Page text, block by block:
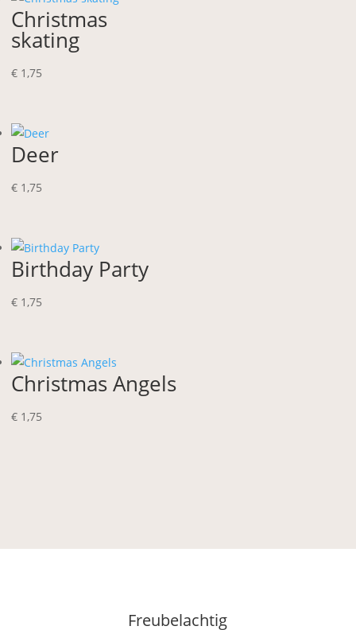
Christmas
skating
€ 1,75
Deer
€ 1,75
Birthday Party
€ 1,75
Christmas Angels
€ 1,75
Freubelachtig